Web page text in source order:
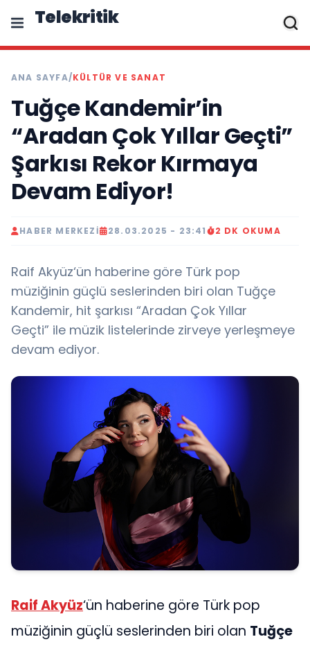
Telekritik
ANA SAYFA/KÜLTÜR VE SANAT
Tuğçe Kandemir’in
“Aradan Çok Yıllar Geçti”
Şarkısı Rekor Kırmaya
Devam Ediyor!
HABER MERKEZI 28.03.2025 - 23:41 2 DK OKUMA
Raif Akyüz‘ün haberine göre Türk pop
müziğinin güçlü seslerinden biri olan Tuğçe
Kandemir, hit şarkısı “Aradan Çok Yıllar
Geçti” ile müzik listelerinde zirveye yerleşmeye
devam ediyor.
Raif Akyüz‘ün haberine göre Türk pop
müziğinin güçlü seslerinden biri olan Tuğçe